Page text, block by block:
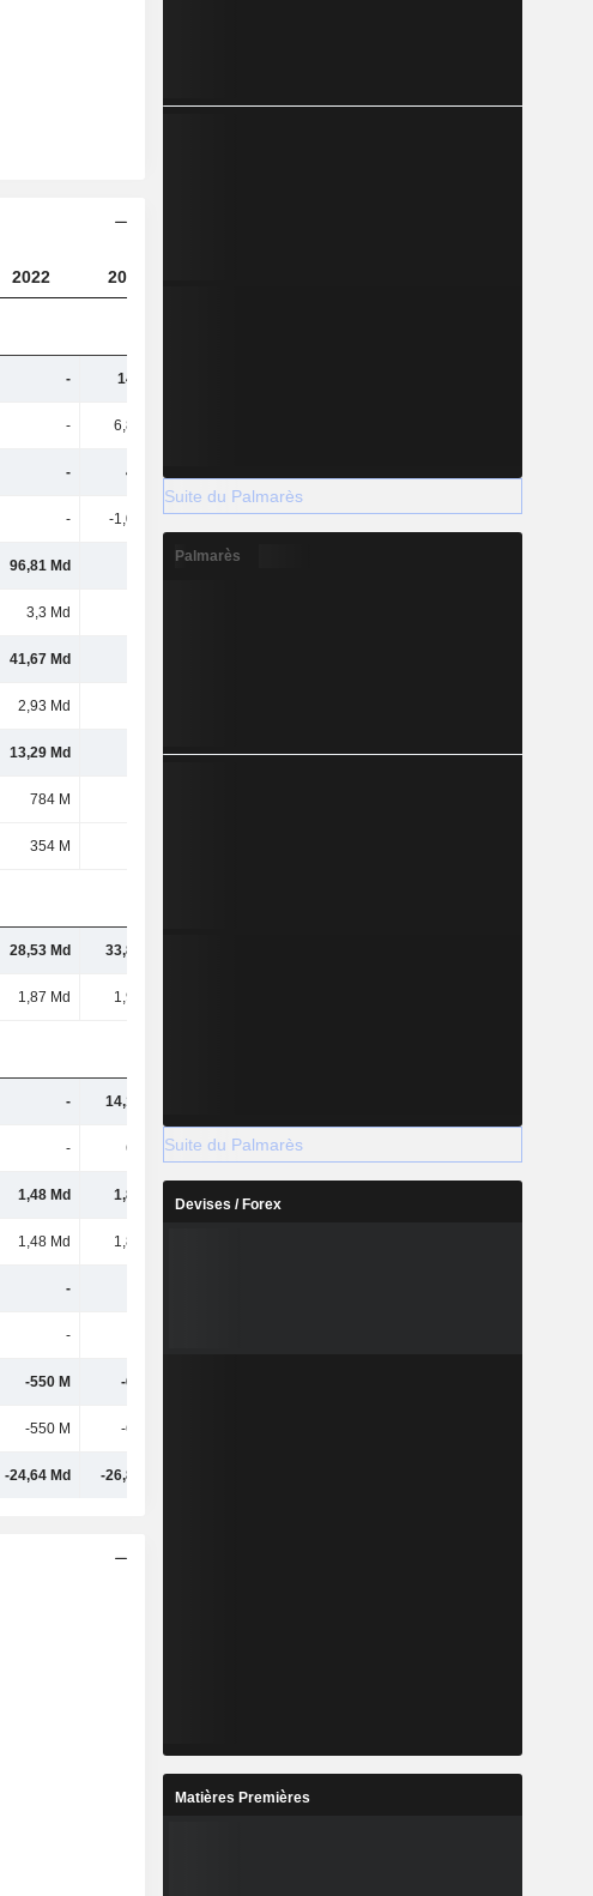
2022 2023
- 149 Md
- 6,89 Md
- 479 M
- -1,04 Md -1,27 Md -337 M
96,81 Md
3,3 Md
41,67 Md
2,93 Md
13,29 Md - - -
784 M
354 M
28,53 Md 33,84 Md
1,87 Md 1,98 Md
- 14,15 Md
- 680 M 717 M
1,48 Md 1,82 Md 2,05 Md
1,48 Md 1,82 Md
-
-
-550 M -694 M
-550 M -694 M
-24,64 Md -26,82 Md
Suite du Palmarès
Palmarès
Suite du Palmarès
Devises / Forex
Matières Premières